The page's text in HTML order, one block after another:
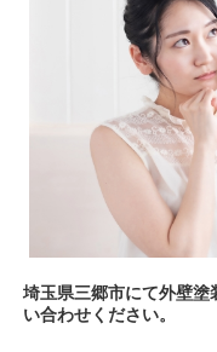
埼玉県三郷市にて外壁塗
い合わせください。